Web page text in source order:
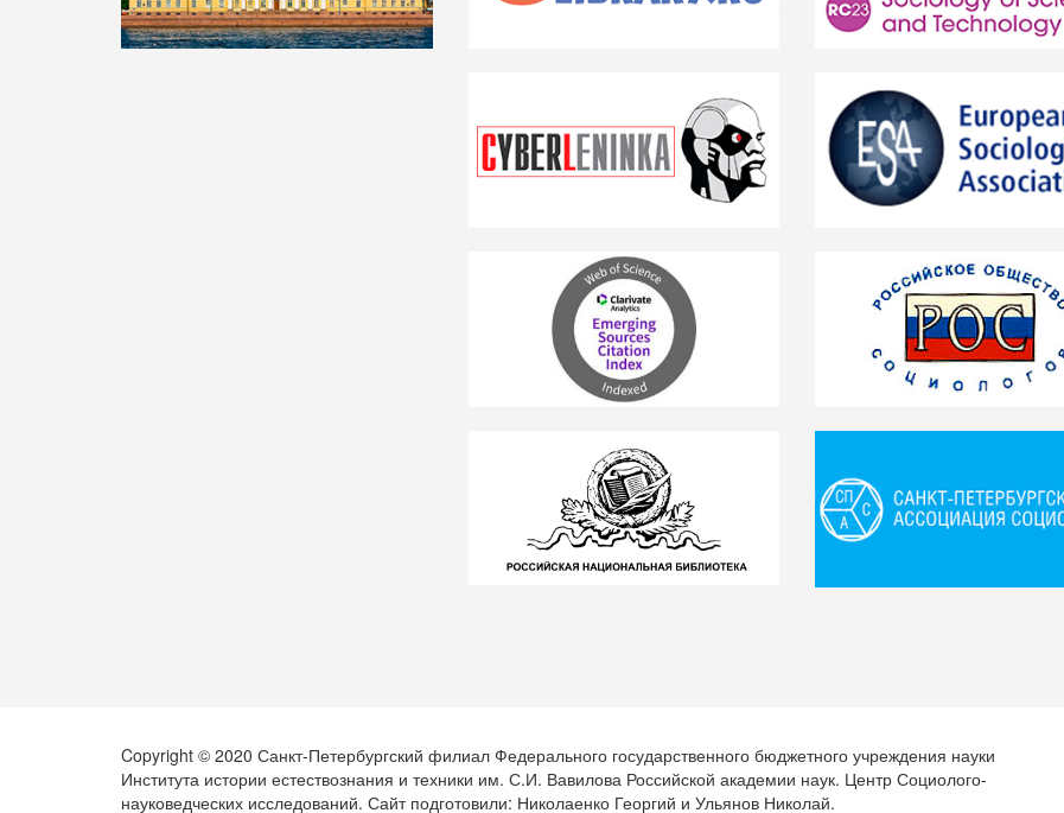
Copyright © 2020 Санкт-Петербургский филиал Федерального государственного бюджетного учреждения науки
Института истории естествознания и техники им. С.И. Вавилова Российской академии наук. Центр Социолого-
науковедческих исследований. Сайт подготовили: Николаенко Георгий и Ульянов Николай.